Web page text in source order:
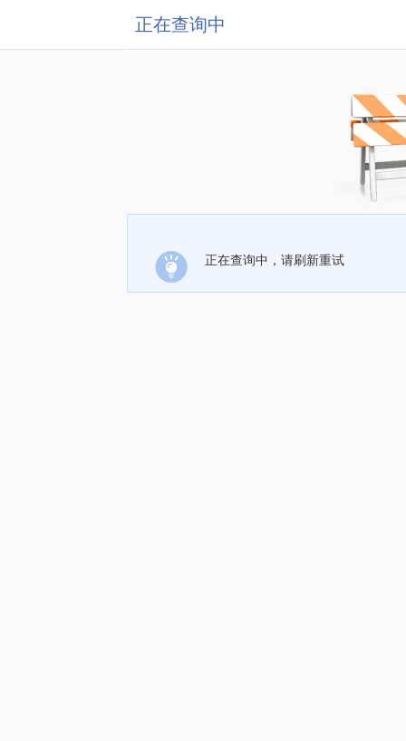
正在查询中
正在查询中，请刷新重试